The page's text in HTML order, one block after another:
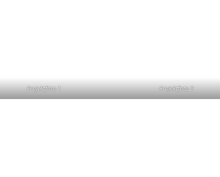
Projektfoto 1 Projektfoto 2